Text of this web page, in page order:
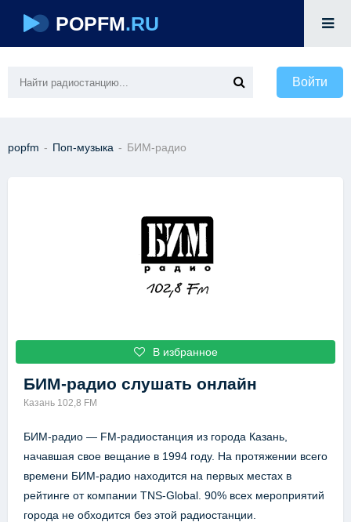
POPFM.RU
Войти
popfm - Поп-музыка - БИМ-радио
В избранное
БИМ-радио слушать онлайн
Казань 102,8 FM
БИМ-радио — FM-радиостанция из города Казань,
начавшая свое вещание в 1994 году. На протяжении всего
времени БИМ-радио находится на первых местах в
рейтинге от компании TNS-Global. 90% всех мероприятий
города не обходится без этой радиостанции.